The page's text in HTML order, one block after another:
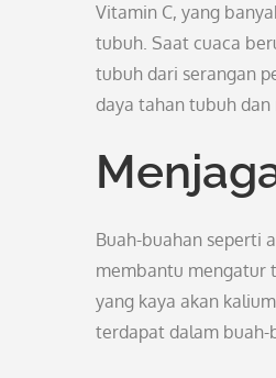
Vitamin C, yang
tubuh. Saat cuaca
tubuh dari serangan
daya tahan tubuh
Buah-buahan seperti
membantu mengatur
yang kaya akan
terdapat dalam buah-